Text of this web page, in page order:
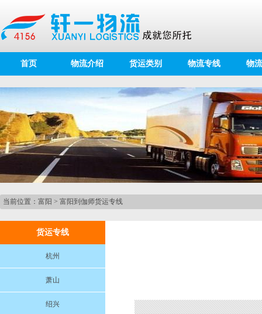
首页 物流介绍 货运类别 物流专线 物
当前位置： 富阳 > 富阳到伽师货运专线
货运专线
杭州
萧山
绍兴